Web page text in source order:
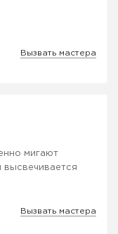
Вызвать мастера
мигают
Вызвать мастера